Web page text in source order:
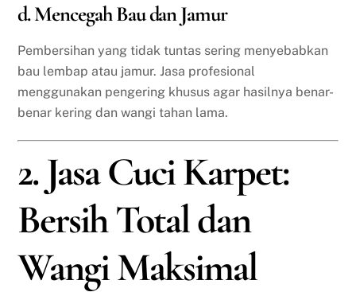
d. Mencegah Bau dan Jamur
Pembersihan yang tidak tuntas sering menyebabkan
bau lembap atau jamur. Jasa profesional
menggunakan pengering khusus agar hasilnya benar-
benar kering dan wangi tahan lama.
2. Jasa Cuci Karpet:
Bersih Total dan
Wangi Maksimal